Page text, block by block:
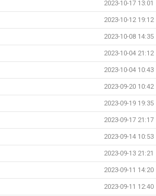
2023-10-17 13:01
2023-10-12 19:12
2023-10-08 14:35
2023-10-04 21:12
2023-10-04 10:43
2023-09-20 10:42
2023-09-19 19:35
2023-09-17 21:17
2023-09-14 10:53
2023-09-13 21:21
2023-09-11 14:20
2023-09-11 12:40